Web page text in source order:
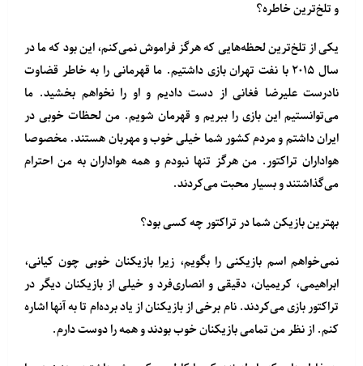
و تلخ‌ترین خاطره؟
یکی از تلخ‌ترین لحظه‌هایی که هرگز فراموش نمی‌کنم، این بود که ما در
سال ۲۰۱۵ با نفت تهران بازی داشتیم. ما قهرمانی را به خاطر قضاوت
نادرست علیرضا فغانی از دست دادیم و او را نخواهم بخشید. ما
می‌توانستیم این بازی را ببریم و قهرمان شویم. من لحظات خوبی در
ایران داشتم و مردم کشور شما خیلی خوب و مهربان هستند. مخصوصا
هواداران تراکتور. من هرگز تنها نبودم و همه هواداران به من احترام
می‌گذاشتند و بسیار محبت می‌کردند.
بهترین بازیکن شما در تراکتور چه کسی بود؟
نمی‌خواهم اسم بازیکنی را بگویم، زیرا بازیکنان خوبی چون کیانی،
ابراهیمی، کریمیان، دقیقی و انصاری‌فرد و خیلی از بازیکنان دیگر در
تراکتور بازی می‌کردند. نام برخی از بازیکنان از یاد برده‌ام تا به آنها اشاره
کنم. از نظر من تمامی بازیکنان خوب بودند و همه را دوست دارم.